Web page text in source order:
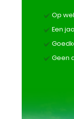
Op
Een
Geen